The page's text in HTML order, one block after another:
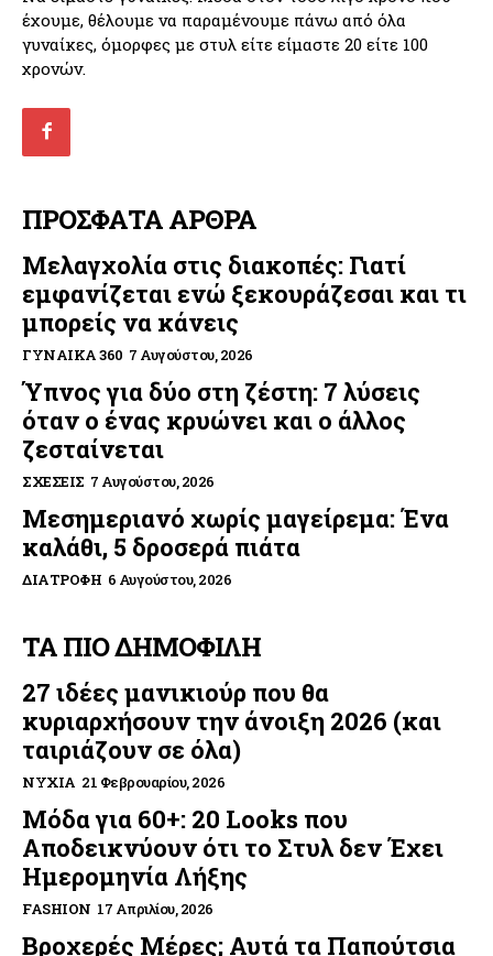
έχουμε, θέλουμε να παραμένουμε πάνω από όλα
γυναίκες, όμορφες με στυλ είτε είμαστε 20 είτε 100
χρονών.
ΠΡΟΣΦΑΤΑ ΑΡΘΡΑ
Μελαγχολία στις διακοπές: Γιατί
εμφανίζεται ενώ ξεκουράζεσαι και τι
μπορείς να κάνεις
ΓΥΝΑΊΚΑ 360 7 Αυγούστου, 2026
Ύπνος για δύο στη ζέστη: 7 λύσεις
όταν ο ένας κρυώνει και ο άλλος
ζεσταίνεται
ΣΧΈΣΕΙΣ 7 Αυγούστου, 2026
Μεσημεριανό χωρίς μαγείρεμα: Ένα
καλάθι, 5 δροσερά πιάτα
ΔΙΑΤΡΟΦΉ 6 Αυγούστου, 2026
ΤΑ ΠΙΟ ΔΗΜΟΦΙΛΗ
27 ιδέες μανικιούρ που θα
κυριαρχήσουν την άνοιξη 2026 (και
ταιριάζουν σε όλα)
ΝΎΧΙΑ 21 Φεβρουαρίου, 2026
Μόδα για 60+: 20 Looks που
Αποδεικνύουν ότι το Στυλ δεν Έχει
Ημερομηνία Λήξης
FASHION 17 Απριλίου, 2026
Βροχερές Μέρες; Αυτά τα Παπούτσια